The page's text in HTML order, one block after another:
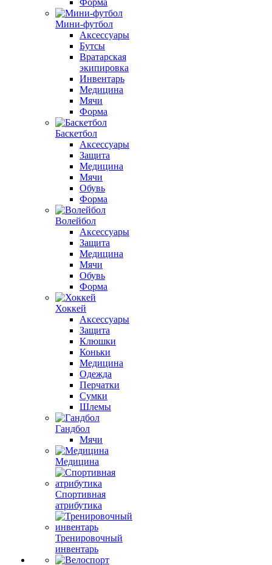
Форма
Мини-футбол
Аксессуары
Бутсы
Вратарская
экипировка
Инвентарь
Медицина
Мячи
Форма
Баскетбол
Аксессуары
Защита
Медицина
Мячи
Обувь
Форма
Волейбол
Аксессуары
Защита
Медицина
Мячи
Обувь
Форма
Хоккей
Аксессуары
Защита
Клюшки
Коньки
Медицина
Одежда
Перчатки
Сумки
Шлемы
Гандбол
Мячи
Медицина
Спортивная
атрибутика
Тренировочный
инвентарь